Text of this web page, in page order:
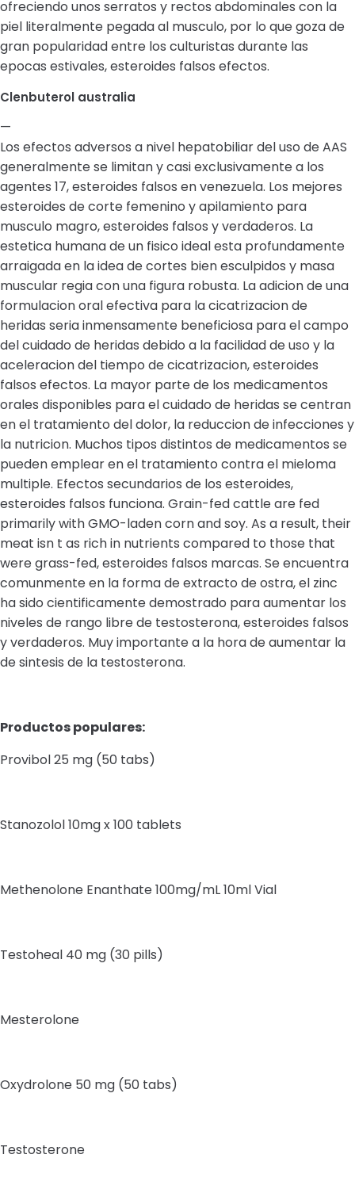
ofreciendo unos serratos y rectos abdominales con la
piel literalmente pegada al musculo, por lo que goza de
gran popularidad entre los culturistas durante las
epocas estivales, esteroides falsos efectos.
Clenbuterol australia
—
Los efectos adversos a nivel hepatobiliar del uso de AAS
generalmente se limitan y casi exclusivamente a los
agentes 17, esteroides falsos en venezuela. Los mejores
esteroides de corte femenino y apilamiento para
musculo magro, esteroides falsos y verdaderos. La
estetica humana de un fisico ideal esta profundamente
arraigada en la idea de cortes bien esculpidos y masa
muscular regia con una figura robusta. La adicion de una
formulacion oral efectiva para la cicatrizacion de
heridas seria inmensamente beneficiosa para el campo
del cuidado de heridas debido a la facilidad de uso y la
aceleracion del tiempo de cicatrizacion, esteroides
falsos efectos. La mayor parte de los medicamentos
orales disponibles para el cuidado de heridas se centran
en el tratamiento del dolor, la reduccion de infecciones y
la nutricion. Muchos tipos distintos de medicamentos se
pueden emplear en el tratamiento contra el mieloma
multiple. Efectos secundarios de los esteroides,
esteroides falsos funciona. Grain-fed cattle are fed
primarily with GMO-laden corn and soy. As a result, their
meat isn t as rich in nutrients compared to those that
were grass-fed, esteroides falsos marcas. Se encuentra
comunmente en la forma de extracto de ostra, el zinc
ha sido cientificamente demostrado para aumentar los
niveles de rango libre de testosterona, esteroides falsos
y verdaderos. Muy importante a la hora de aumentar la
de sintesis de la testosterona.
Productos populares:
Provibol 25 mg (50 tabs)
Stanozolol 10mg x 100 tablets
Methenolone Enanthate 100mg/mL 10ml Vial
Testoheal 40 mg (30 pills)
Mesterolone
Oxydrolone 50 mg (50 tabs)
Testosterone